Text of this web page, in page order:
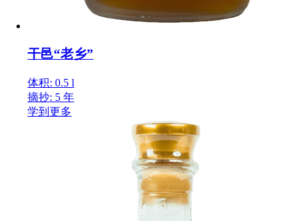
干邑“老乡”
体积: 0.5 l
摘抄: 5 年
学到更多